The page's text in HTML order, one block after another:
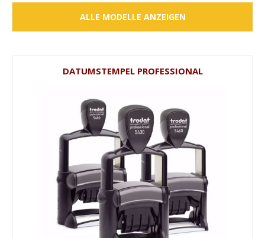
ALLE MODELLE ANZEIGEN
DATUMSTEMPEL PROFESSIONAL